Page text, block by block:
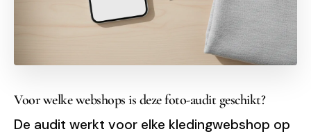
Voor welke webshops is deze foto-audit geschikt?
De audit werkt voor elke kledingwebshop op